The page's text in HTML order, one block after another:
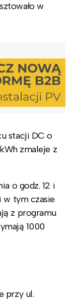
w
stacji DC o
zmaleje z
o godz. 12 i
w tym czasie
z programu
1000
przy ul.